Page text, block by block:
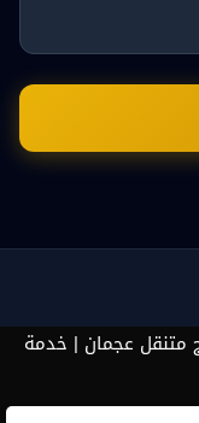
متنقل عجمان | خدمة